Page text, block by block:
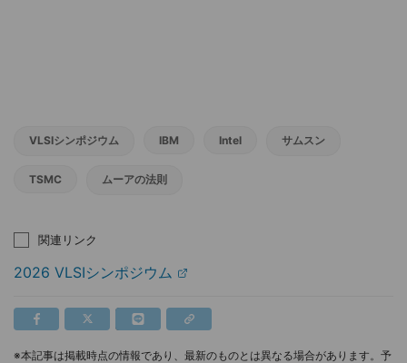
VLSIシンポジウム IBM Intel サムスン
TSMC ムーアの法則
関連リンク
2026 VLSIシンポジウム
※本記事は掲載時点の情報であり、最新のものとは異なる場合があります。予